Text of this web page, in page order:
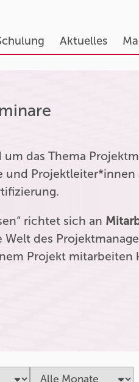
Aktuelles
das Thema
Projektleiter*innen
richtet sich an
des
Projekt mitarbeiten